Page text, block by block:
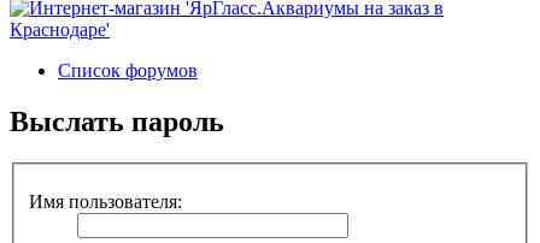
Список форумов
Выслать пароль
Имя пользователя: